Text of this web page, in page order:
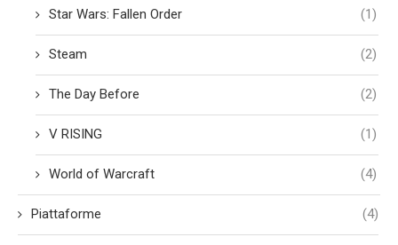
Star Wars: Fallen Order (1)
Steam (2)
The Day Before (2)
V RISING (1)
World of Warcraft (4)
Piattaforme (4)